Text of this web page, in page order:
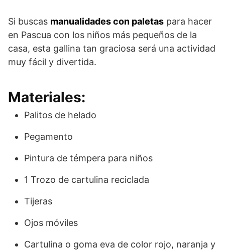
Si buscas manualidades con paletas para hacer
en Pascua con los niños más pequeños de la
casa, esta gallina tan graciosa será una actividad
muy fácil y divertida.
Materiales:
Palitos de helado
Pegamento
Pintura de témpera para niños
1 Trozo de cartulina reciclada
Tijeras
Ojos móviles
Cartulina o goma eva de color rojo, naranja y